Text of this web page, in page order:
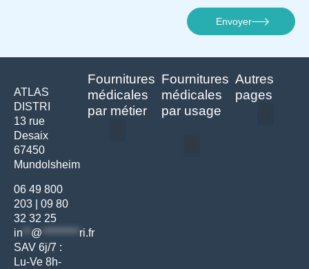
Envoyer
ATLAS
DISTRI
13 rue
Desaix
67450
Mundolsheim
06 49 800
203
09 80
32 32 25
in
@ ********* ri.fr
SAV 6j/7 :
Lu-Ve 8h-
Fournitures
médicales
par métier
Fournitures
médicales
par usage
Autres
pages